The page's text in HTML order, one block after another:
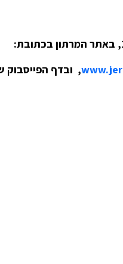
, ובדף הפייסבוק